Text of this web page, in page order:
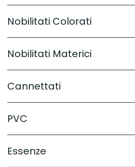
Nobilitati Colorati
Nobilitati Materici
Cannettati
PVC
Essenze